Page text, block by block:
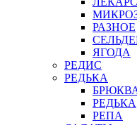
РАЗНОЕ
ЯГОДА
РЕДИС
РЕДЬКА
РЕДЬКА
РЕПА